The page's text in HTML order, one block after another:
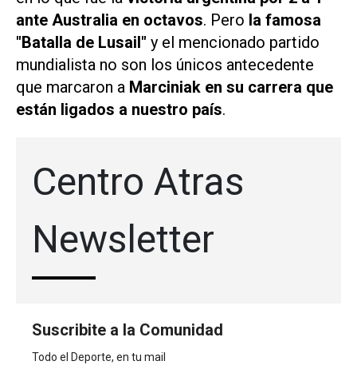
ante Australia en octavos. Pero la famosa
"Batalla de Lusail" y el mencionado partido
mundialista no son los únicos antecedente
que marcaron a Marciniak en su carrera que
están ligados a nuestro país.